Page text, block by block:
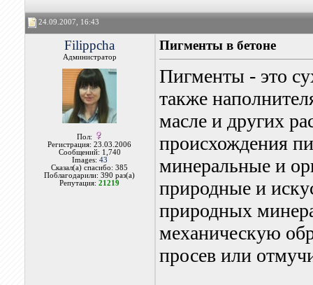
24.09.2007, 16:43
Filippcha
Администратор
Пол:
Регистрация: 23.03.2006
Сообщений: 1,740
Images: 43
Сказал(а) спасибо: 385
Поблагодарили: 390 раз(а)
Репутация:21219
Пигменты в бетоне
Пигменты - это
также
масле и других
происхождения
минеральные и
природные и
природных
механическую
просев или